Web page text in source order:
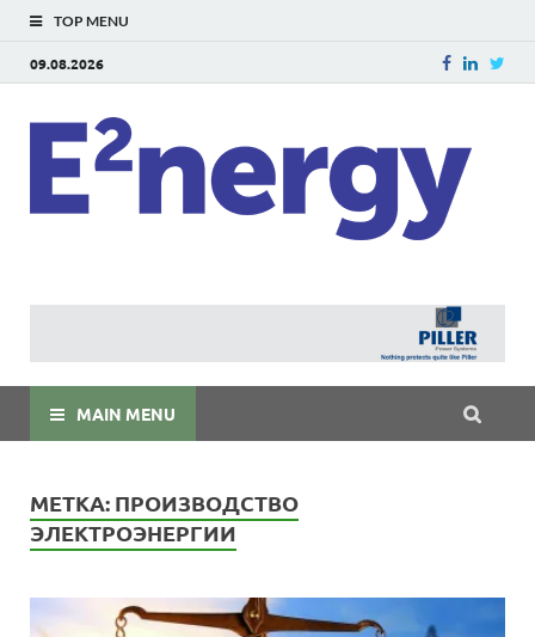
TOP MENU
09.08.2026
MAIN MENU
МЕТКА: ПРОИЗВОДСТВО
ЭЛЕКТРОЭНЕРГИИ